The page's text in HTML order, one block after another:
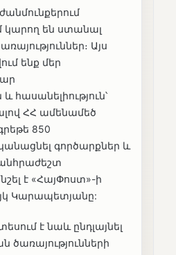
կարող են ստանալ
Այս
ենք մեր
հասանելիություն՝
ՀՀ ամենամեծ
850
գործարքներ և
է «ՀայՓոստ»-ի
Կարապետյանը:
է նաև ընդլայնել